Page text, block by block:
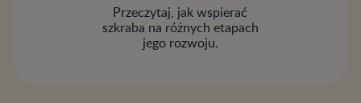
Przeczytaj, jak wspierać
szkraba na różnych etapach
jego rozwoju.